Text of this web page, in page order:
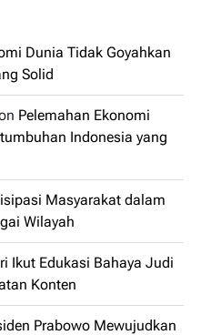
Dunia Tidak Goyahkan
Solid
Pelemahan Ekonomi
Indonesia yang
Masyarakat dalam
Wilayah
Ikut Edukasi Bahaya Judi
Konten
Prabowo Mewujudkan